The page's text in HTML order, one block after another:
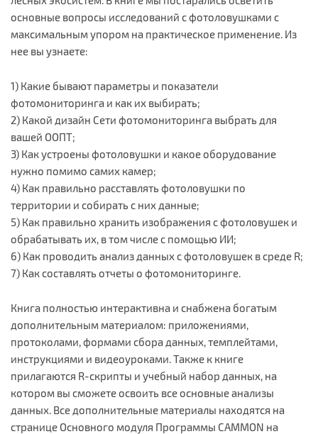
основные вопросы исследований с фотоловушками с
максимальным упором на практическое применение. Из
нее вы узнаете:
1) Какие бывают параметры и показатели
фотомониторинга и как их выбирать;
2) Какой дизайн Сети фотомониторинга выбрать для
вашей ООПТ;
3) Как устроены фотоловушки и какое оборудование
нужно помимо самих камер;
4) Как правильно расставлять фотоловушки по
территории и собирать с них данные;
5) Как правильно хранить изображения с фотоловушек и
обрабатывать их, в том числе с помощью ИИ;
6) Как проводить анализ данных с фотоловушек в среде R;
7) Как составлять отчеты о фотомониторинге.
Книга полностью интерактивна и снабжена богатым
дополнительным материалом: приложениями,
протоколами, формами сбора данных, темплейтами,
инструкциями и видеоуроками. Также к книге
прилагаются R-скрипты и учебный набор данных, на
котором вы сможете освоить все основные анализы
данных. Все дополнительные материалы находятся на
странице Основного модуля Программы CAMMON на